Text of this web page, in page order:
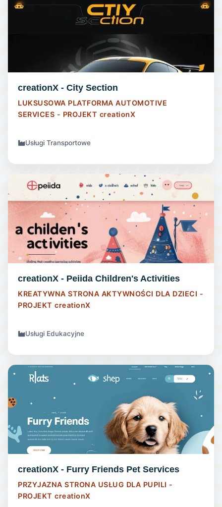
STRONA INTERNETOWA
creationX - City Section
LUKSUSOWA PLATFORMA AUTOMOTIVE
SERVICES - PROJEKT creationX
Usługi Transportowe
STRONA INTERNETOWA
creationX - Peiida Children's Activities
KREATYWNA STRONA AKTYWNOŚCI DLA DZIECI -
PROJEKT creationX
Usługi Edukacyjne
STRONA INTERNETOWA
creationX - Furry Friends Pet Services
PRZYJAZNA STRONA USŁUG DLA PUPILI -
PROJEKT creationX